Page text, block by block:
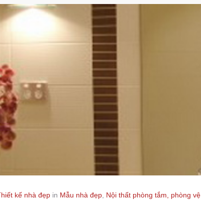
kế nhà đẹp in Mẫu nhà đẹp Nội thất phòng tắm, phòng